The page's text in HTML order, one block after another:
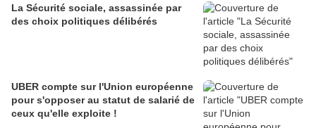
La Sécurité sociale, assassinée par
des choix politiques délibérés
UBER compte sur l'Union européenne
pour s'opposer au statut de salarié de
ceux qu'elle exploite !